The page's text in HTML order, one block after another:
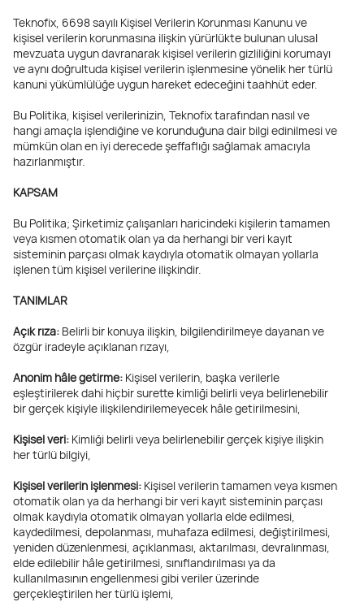
Teknofix, 6698 sayılı Kişisel Verilerin Korunması Kanunu ve
kişisel verilerin korunmasına ilişkin yürürlükte bulunan ulusal
mevzuata uygun davranarak kişisel verilerin gizliliğini korumayı
ve aynı doğrultuda kişisel verilerin işlenmesine yönelik her türlü
kanuni yükümlülüğe uygun hareket edeceğini taahhüt eder.
Bu Politika, kişisel verilerinizin, Teknofix tarafından nasıl ve
hangi amaçla işlendiğine ve korunduğuna dair bilgi edinilmesi ve
mümkün olan en iyi derecede şeffaflığı sağlamak amacıyla
hazırlanmıştır.
KAPSAM
Bu Politika; Şirketimiz çalışanları haricindeki kişilerin tamamen
veya kısmen otomatik olan ya da herhangi bir veri kayıt
sisteminin parçası olmak kaydıyla otomatik olmayan yollarla
işlenen tüm kişisel verilerine ilişkindir.
TANIMLAR
Açık rıza: Belirli bir konuya ilişkin, bilgilendirilmeye dayanan ve
özgür iradeyle açıklanan rızayı,
Anonim hâle getirme: Kişisel verilerin, başka verilerle
eşleştirilerek dahi hiçbir surette kimliği belirli veya belirlenebilir
bir gerçek kişiyle ilişkilendirilemeyecek hâle getirilmesini,
Kişisel veri: Kimliği belirli veya belirlenebilir gerçek kişiye ilişkin
her türlü bilgiyi,
Kişisel verilerin işlenmesi: Kişisel verilerin tamamen veya kısmen
otomatik olan ya da herhangi bir veri kayıt sisteminin parçası
olmak kaydıyla otomatik olmayan yollarla elde edilmesi,
kaydedilmesi, depolanması, muhafaza edilmesi, değiştirilmesi,
yeniden düzenlenmesi, açıklanması, aktarılması, devralınması,
elde edilebilir hâle getirilmesi, sınıflandırılması ya da
kullanılmasının engellenmesi gibi veriler üzerinde
gerçekleştirilen her türlü işlemi,